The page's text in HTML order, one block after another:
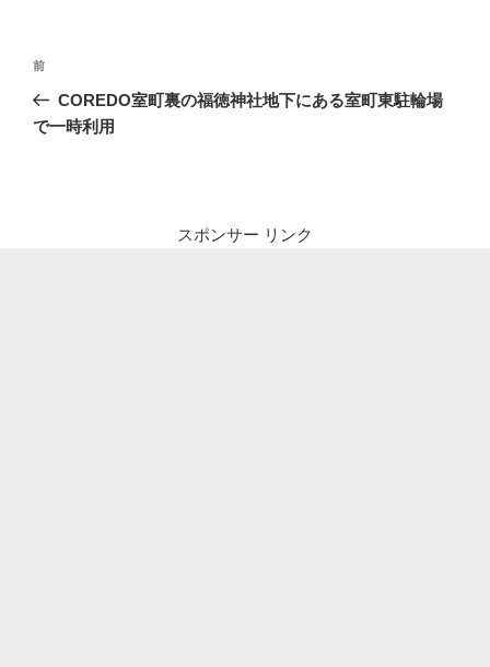
投
ナ
前
の
投
前
COREDO室町裏の福徳神社地下にある室町東駐輪場
で一時利用
スポンサー リンク